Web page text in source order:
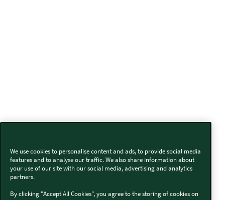
We use cookies to personalise content and ads, to provide social media
features and to analyse our traffic. We also share information about
your use of our site with our social media, advertising and analytics
partners.
By clicking "Accept All Cookies", you agree to the storing of cookies on